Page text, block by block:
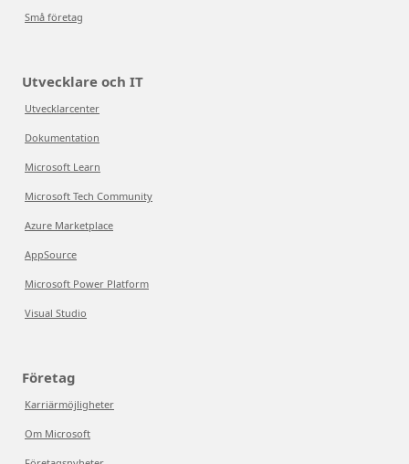
Små företag
Utvecklare och IT
Utvecklarcenter
Dokumentation
Microsoft Learn
Microsoft Tech Community
Azure Marketplace
AppSource
Microsoft Power Platform
Visual Studio
Företag
Karriärmöjligheter
Om Microsoft